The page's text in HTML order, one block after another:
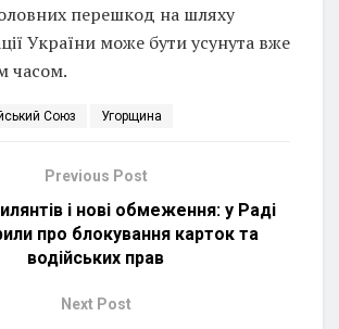
перешкод на шляху
України може бути усунута вже
часом.
Союз Угорщина
Previous Post
і нові обмеження: у Раді
про блокування карток та
водійських прав
Next Post